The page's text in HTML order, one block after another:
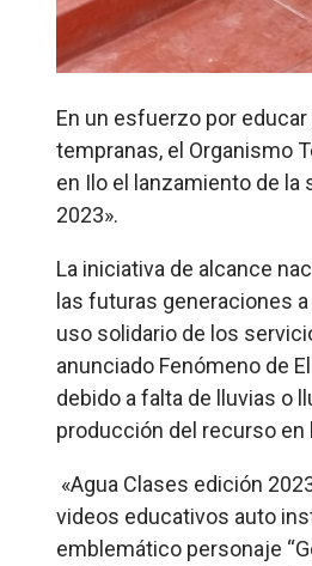
En un esfuerzo por
tempranas, el Organismo
en Ilo el lanzamiento de la
2023».
La iniciativa de alcance
las futuras generaciones
uso solidario de los
anunciado Fenómeno de
debido a falta de lluvias o
producción del recurso en
«Agua Clases edición
videos educativos auto
emblemático personaje